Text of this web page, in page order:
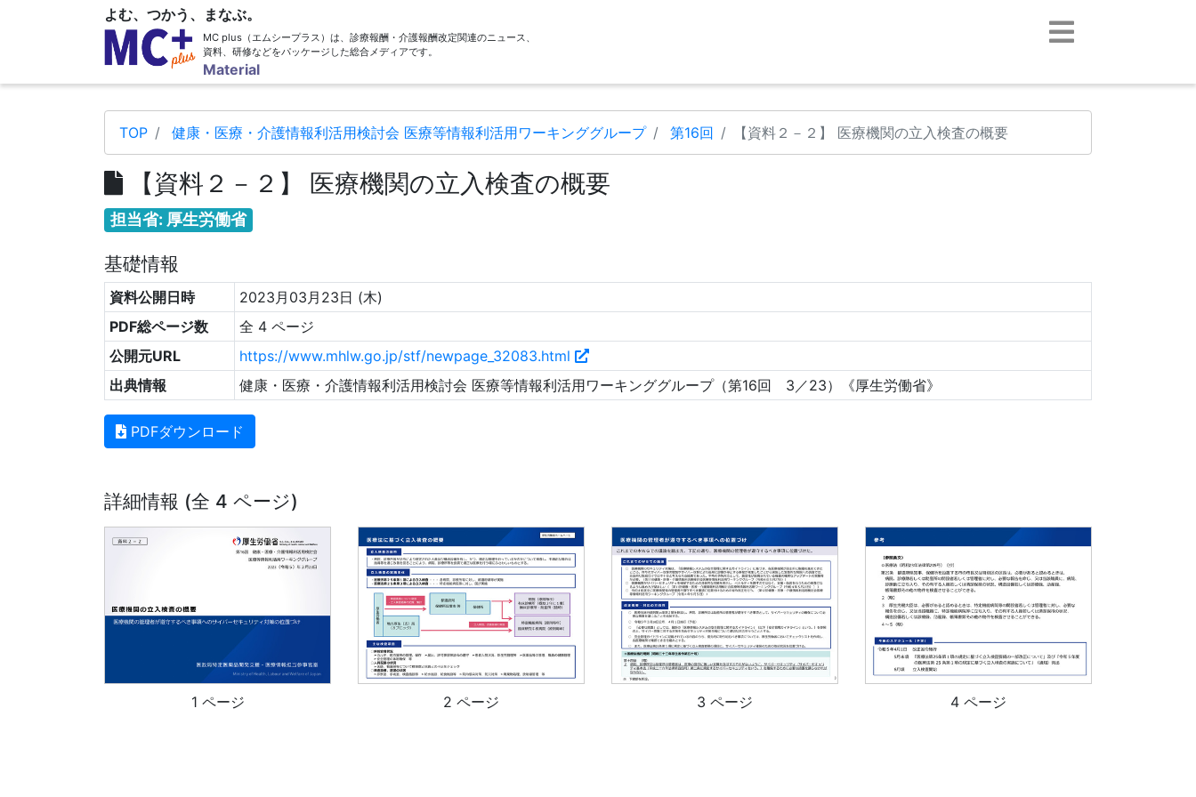
よむ、つかう、まなぶ。
MC plus（エムシープラス）は、診療報酬・介護報酬改定関連のニュース、
資料、研修などをパッケージした総合メディアです。
Material
TOP 健康・医療・介護情報利活用検討会 医療等情報利活用ワーキンググループ 第16回 【資料２－２】 医療機関の立入検査の概要
【資料２－２】 医療機関の立入検査の概要
担当省: 厚生労働省
基礎情報
資料公開日時
2023月03月23日 (木)
PDF総ページ数
全 4 ページ
公開元URL
https://www.mhlw.go.jp/stf/newpage_32083.html
出典情報
健康・医療・介護情報利活用検討会 医療等情報利活用ワーキンググループ（第16回 3／23）《厚生労働省》
PDFダウンロード
詳細情報 (全 4 ページ)
1 ページ 2 ページ 3 ページ 4 ページ